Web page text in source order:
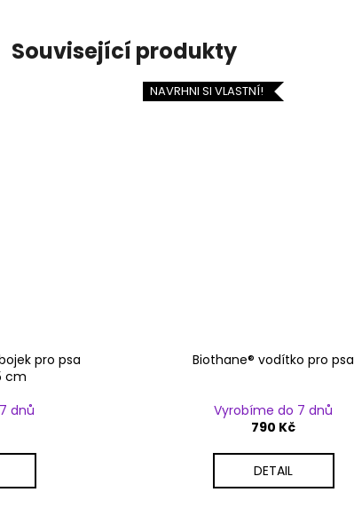
Související produkty
pro psa
cm
dnů
NAVRHNI SI VLASTNÍ!
Biothane® vodítko pro psa
Vyrobíme do 7 dnů
790 Kč
DETAIL